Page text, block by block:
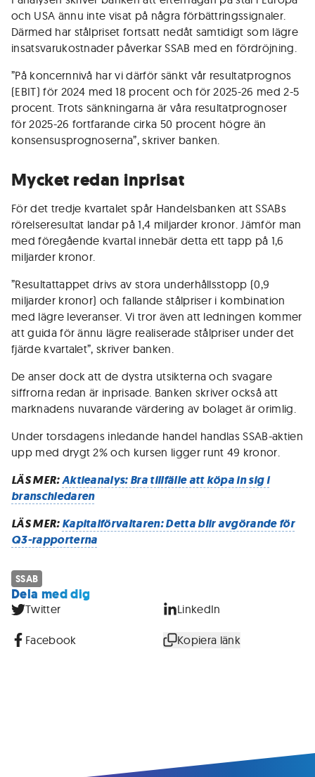
och USA ännu inte visat på några förbättringssignaler.
Därmed har stålpriset fortsatt nedåt samtidigt som lägre
insatsvarukostnader påverkar SSAB med en fördröjning.
”På koncernnivå har vi därför sänkt vår resultatprognos
(EBIT) för 2024 med 18 procent och för 2025-26 med 2-5
procent. Trots sänkningarna är våra resultatprognoser
för 2025-26 fortfarande cirka 50 procent högre än
konsensusprognoserna”, skriver banken.
Mycket redan inprisat
För det tredje kvartalet spår Handelsbanken att SSABs
rörelseresultat landar på 1,4 miljarder kronor. Jämför man
med föregående kvartal innebär detta ett tapp på 1,6
miljarder kronor.
”Resultattappet drivs av stora underhållsstopp (0,9
miljarder kronor) och fallande stålpriser i kombination
med lägre leveranser. Vi tror även att ledningen kommer
att guida för ännu lägre realiserade stålpriser under det
fjärde kvartalet”, skriver banken.
De anser dock att de dystra utsikterna och svagare
siffrorna redan är inprisade. Banken skriver också att
marknadens nuvarande värdering av bolaget är orimlig.
Under torsdagens inledande handel handlas SSAB-aktien
upp med drygt 2% och kursen ligger runt 49 kronor.
LÄS MER:Aktieanalys: Bra tillfälle att köpa in sig i
branschledaren
LÄS MER:Kapitalförvaltaren: Detta blir avgörande för
Q3-rapporterna
SSAB
Dela med dig
Twitter LinkedIn
Facebook Kopiera länk